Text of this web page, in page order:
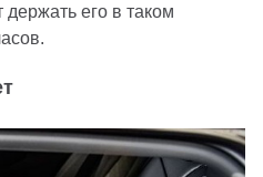
его в таком